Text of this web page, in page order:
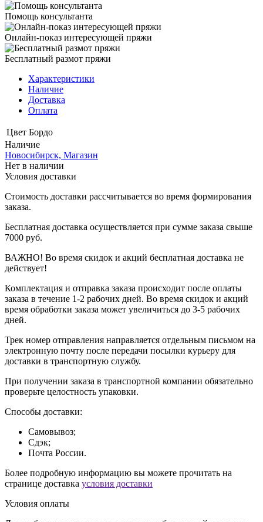
Помощь консультанта
Онлайн-показ интересующей пряжи
Бесплатный размот пряжи
Характеристики
Наличие
Доставка
Оплата
Цвет Бордо
Наличие
Новосибирск, Магазин
Нет в наличии
Условия доставки
Стоимость доставки рассчитывается во время формирования
заказа.
Бесплатная доставка осуществляется при сумме заказа свыше
7000 руб.
ВАЖНО! Во время скидок и акций бесплатная доставка не
действует!
Комплектация и отправка заказа происходит после оплаты
заказа в течение 1-2 рабочих дней. Во время скидок и акций
время обработки заказа может увеличиться до 3-5 рабочих
дней.
Трек номер отправления направляется отдельным письмом на
электронную почту после передачи посылки курьеру для
доставки в транспортную службу.
При получении заказа в транспортной компании обязательно
проверьте целостность упаковки.
Способы доставки:
Самовывоз;
Сдэк;
Почта России.
Более подробную информацию вы можете прочитать на
странице доставка условия доставки
Условия оплаты